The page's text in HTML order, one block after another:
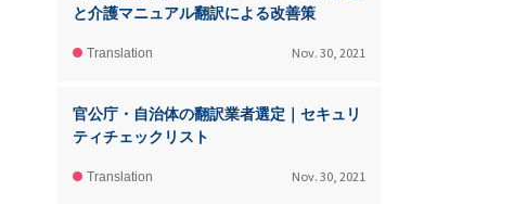
と介護マニュアル翻訳による改善策
Translation Nov. 30, 2021
官公庁・自治体の翻訳業者選定｜セキュリ
ティチェックリスト
Translation Nov. 30, 2021